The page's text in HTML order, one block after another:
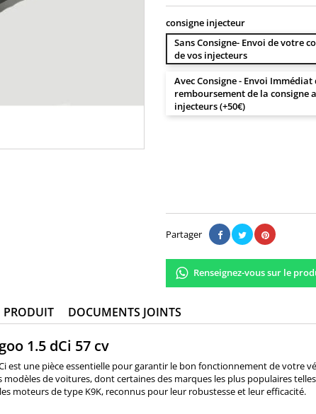
consigne injecteur
Sans Consigne- Envoi de votre
de vos injecteurs
Avec Consigne - Envoi
remboursement de la consigne
injecteurs (+50€)
Partager
Renseignez-vous sur le
PRODUIT DOCUMENTS JOINTS
1.5 dCi 57 cv
est une pièce essentielle pour garantir le bon fonctionnement de votre
de voitures, dont certaines des marques les plus populaires
moteurs de type K9K, reconnus pour leur robustesse et leur efficacité.